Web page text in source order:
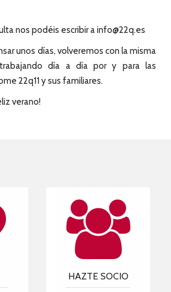
nos podéis escribir a info@22q.es
unos días, volveremos con la misma
día a día por y para las
22q11 y sus familiares.
verano!
HAZTE SOCIO